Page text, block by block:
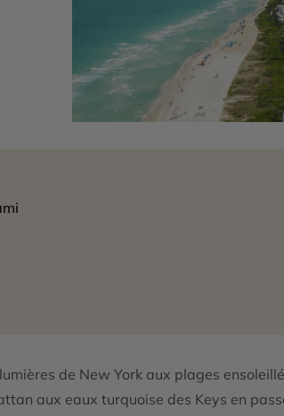
de New York aux plages
aux eaux turquoise des Keys en